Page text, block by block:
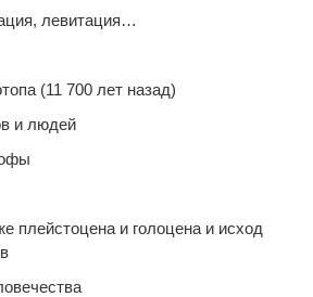
левитация…
(11 700 лет назад)
и людей
плейстоцена и голоцена и исход